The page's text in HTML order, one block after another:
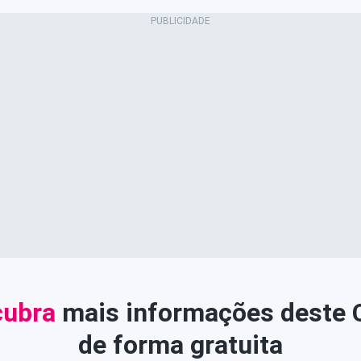
mais informações deste
de forma gratuita